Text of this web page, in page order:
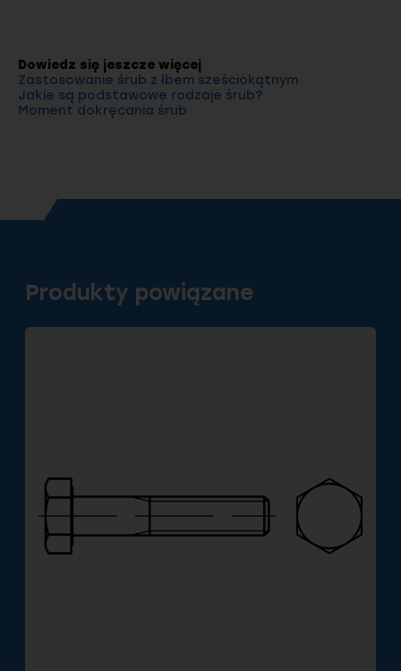
Dowiedz się jeszcze więcej
Zastosowanie śrub z łbem sześciokątnym
Jakie są podstawowe rodzaje śrub?
Moment dokręcania śrub
Produkty powiązane